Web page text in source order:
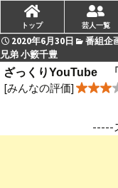
2020年6月30日 番組企
兄弟 小籔千豊
ざっくりYouTube 「
[みんなの評価]
-----
トップ 芸人一覧